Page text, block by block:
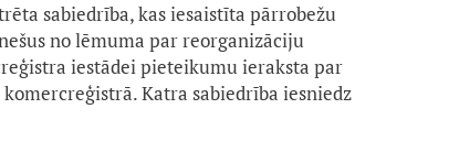
sabiedrība, kas iesaistīta pārrobežu
no lēmuma par reorganizāciju
iestādei pieteikumu ieraksta par
Katra sabiedrība iesniedz